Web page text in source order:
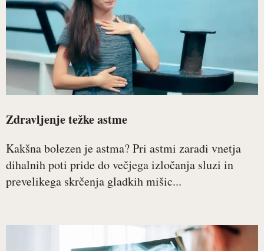
Zdravljenje težke astme
Kakšna bolezen je astma? Pri astmi zaradi vnetja
dihalnih poti pride do večjega izločanja sluzi in
prevelikega skrčenja gladkih mišic...